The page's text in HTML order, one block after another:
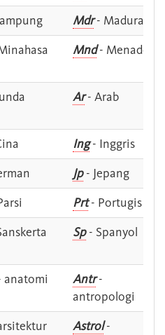
Mdr- Madura
Mnd- Menado
Ar- Arab
Ing- Inggris
Jp- Jepang
Prt- Portugis
Sp- Spanyol
Antr-
antropologi
Astrol-